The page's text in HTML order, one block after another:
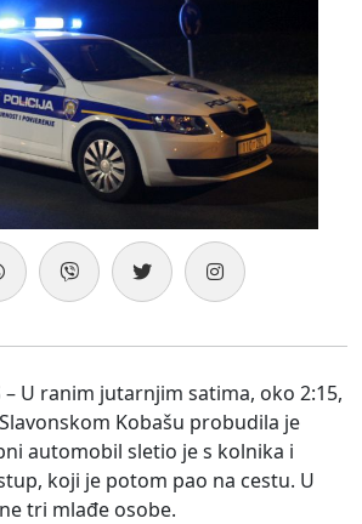
– U ranim jutarnjim satima, oko 2:15,
Kobašu probudila je
automobil sletio je s kolnika i
koji je potom pao na cestu. U
tri mlađe osobe.